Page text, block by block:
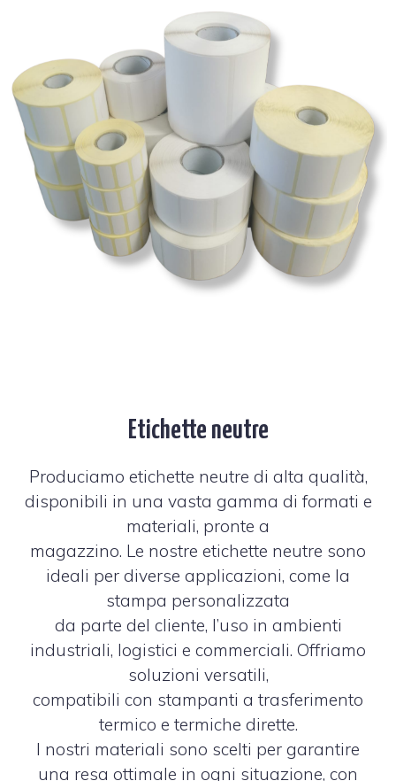
Etichette neutre
Produciamo etichette neutre di alta qualità,
disponibili in una vasta gamma di formati e
materiali, pronte a
magazzino. Le nostre etichette neutre sono
ideali per diverse applicazioni, come la
stampa personalizzata
da parte del cliente, l’uso in ambienti
industriali, logistici e commerciali. Offriamo
soluzioni versatili,
compatibili con stampanti a trasferimento
termico e termiche dirette.
I nostri materiali sono scelti per garantire
una resa ottimale in ogni situazione, con